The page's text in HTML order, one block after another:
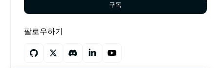
구독
팔로우하기